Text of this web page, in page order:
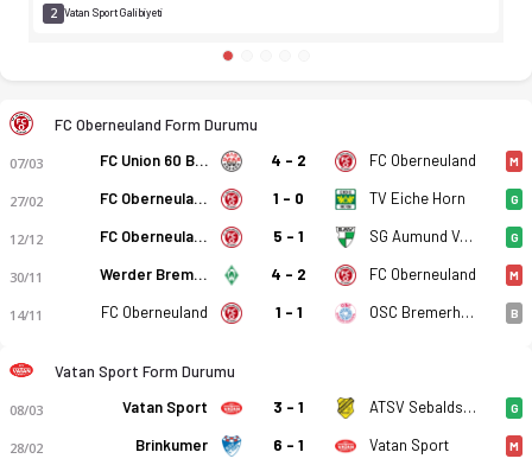
2 Vatan Sport Galibiyeti
FC Oberneuland Form Durumu
07/03 FC Union 60 Bremen 4 - 2 FC Oberneuland M
27/02 FC Oberneuland 1 - 0 TV Eiche Horn G
12/12 FC Oberneuland 5 - 1 SG Aumund Vegesack G
30/11 Werder Bremen (III) 4 - 2 FC Oberneuland M
14/11 FC Oberneuland 1 - 1 OSC Bremerhaven B
Vatan Sport Form Durumu
08/03 Vatan Sport 3 - 1 ATSV Sebaldsbrück G
28/02 Brinkumer 6 - 1 Vatan Sport M